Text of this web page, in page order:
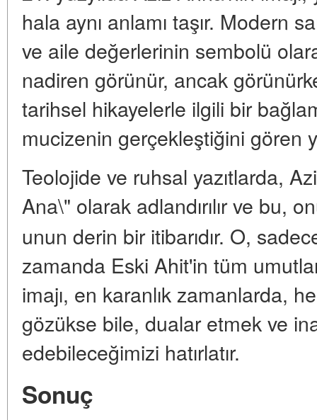
hala aynı anlamı taşır. Modern
ve aile değerlerinin sembolü
nadiren görünür, ancak
tarihsel hikayelerle ilgili bir
mucizenin gerçekleştiğini gören
Teolojide ve ruhsal yazıtlarda,
Ana\" olarak adlandırılır ve bu,
unun derin bir itibarıdır. O,
zamanda Eski Ahit'in tüm
imajı, en karanlık zamanlarda,
gözükse bile, dualar etmek ve
edebileceğimizi hatırlatır.
Sonuç